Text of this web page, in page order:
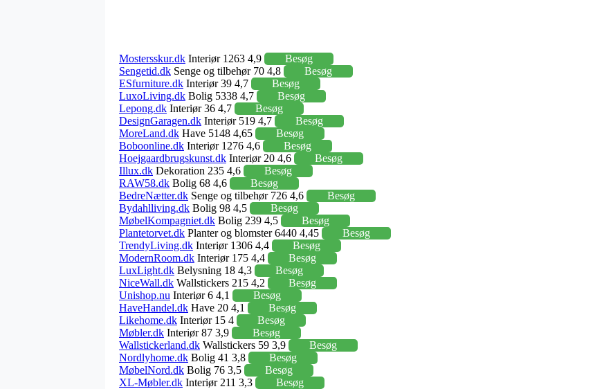
Mostersskur.dk Interiør 1263 4,9
Besøg
Sengetid.dk Senge og tilbehør 70 4,8
Besøg
ESfurniture.dk Interiør 39 4,7
Besøg
LuxoLiving.dk Bolig 5338 4,7
Besøg
Lepong.dk Interiør 36 4,7
Besøg
DesignGaragen.dk Interiør 519 4,7
Besøg
MoreLand.dk Have 5148 4,65
Besøg
Boboonline.dk Interiør 1276 4,6
Besøg
Hoejgaardbrugskunst.dk Interiør 20 4,6
Besøg
Illux.dk Dekoration 235 4,6
Besøg
RAW58.dk Bolig 68 4,6
Besøg
BedreNætter.dk Senge og tilbehør 726 4,6
Besøg
Bydahlliving.dk Bolig 98 4,5
Besøg
MøbelKompagniet.dk Bolig 239 4,5
Besøg
Plantetorvet.dk Planter og blomster 6440 4,45
Besøg
TrendyLiving.dk Interiør 1306 4,4
Besøg
ModernRoom.dk Interiør 175 4,4
Besøg
LuxLight.dk Belysning 18 4,3
Besøg
NiceWall.dk Wallstickers 215 4,2
Besøg
Unishop.nu Interiør 6 4,1
Besøg
HaveHandel.dk Have 20 4,1
Besøg
Likehome.dk Interiør 15 4
Besøg
Møbler.dk Interiør 87 3,9
Besøg
Wallstickerland.dk Wallstickers 59 3,9
Besøg
Nordlyhome.dk Bolig 41 3,8
Besøg
MøbelNord.dk Bolig 76 3,5
Besøg
XL-Møbler.dk Interiør 211 3,3
Besøg